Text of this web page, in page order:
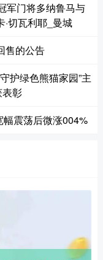
军门将多纳鲁马与
切瓦利耶_曼城
售的公告
护绿色熊猫家园”主
彰
震荡后微涨004%